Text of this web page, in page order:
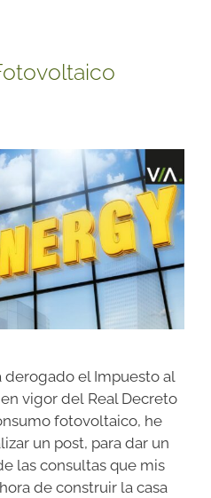
derogado el Impuesto al
vigor del Real Decreto
fotovoltaico, he
un post, para dar un
las consultas que mis
de construir la casa